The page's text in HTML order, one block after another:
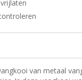
van metaal